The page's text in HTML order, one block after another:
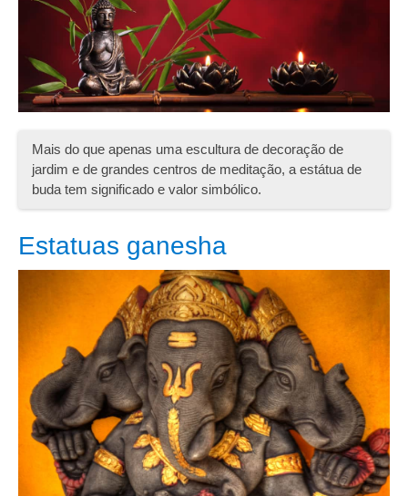
Mais do que apenas uma escultura de decoração de
jardim e de grandes centros de meditação, a estátua de
buda tem significado e valor simbólico.
Estatuas ganesha